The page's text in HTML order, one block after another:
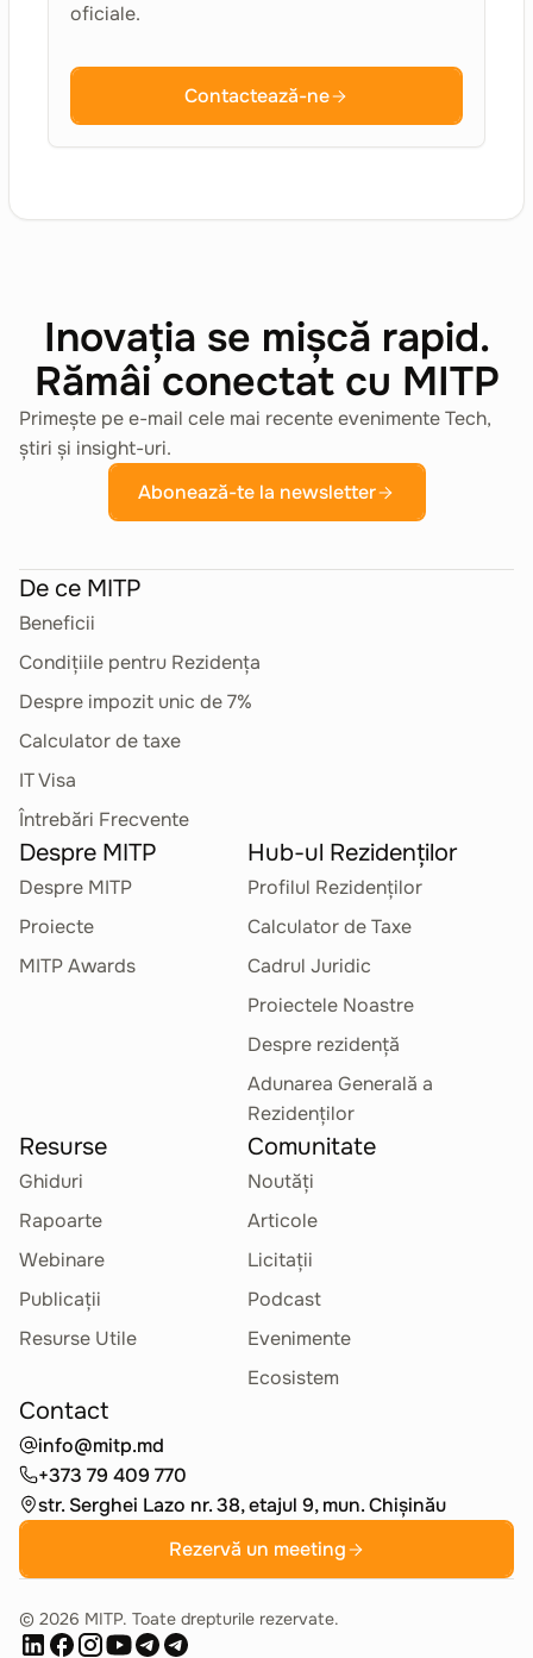
oficiale.
Contactează-ne
Inovația se mișcă rapid.
Rămâi conectat cu MITP
Primește pe e-mail cele mai recente evenimente Tech,
știri și insight-uri.
Abonează-te la newsletter
De ce MITP
Beneficii
Condițiile pentru Rezidența
Despre impozit unic de 7%
Calculator de taxe
IT Visa
Întrebări Frecvente
Despre MITP
Despre MITP
Proiecte
MITP Awards
Hub-ul Rezidenților
Profilul Rezidenților
Calculator de Taxe
Cadrul Juridic
Proiectele Noastre
Despre rezidență
Adunarea Generală a
Rezidenților
Resurse
Ghiduri
Rapoarte
Webinare
Publicații
Resurse Utile
Comunitate
Noutăți
Articole
Licitații
Podcast
Evenimente
Ecosistem
Contact
info@mitp.md
+373 79 409 770
str. Serghei Lazo nr. 38, etajul 9, mun. Chișinău
Rezervă un meeting
© 2026 MITP. Toate drepturile rezervate.